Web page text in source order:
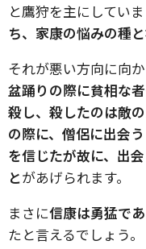
と鷹狩を主にしてい
ち、家康の悩みの種
それが悪い方向に向
盆踊りの際に貧相な
殺し、殺したのは敵
の際に、僧侶に出会
を信じたが故に、出
とがあげられます。
まさに信康は勇猛で
たと言えるでしょう。